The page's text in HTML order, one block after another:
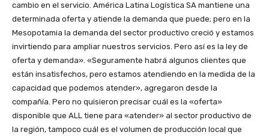
cambio en el servicio. América Latina Logística SA mantiene una
determinada oferta y atiende la demanda que puede; pero en la
Mesopotamia la demanda del sector productivo creció y estamos
invirtiendo para ampliar nuestros servicios. Pero así es la ley de
oferta y demanda». «Seguramente habrá algunos clientes que
están insatisfechos, pero estamos atendiendo en la medida de la
capacidad que podemos atender», agregaron desde la
compañía. Pero no quisieron precisar cuál es la «oferta»
disponible que ALL tiene para «atender» al sector productivo de
la región, tampoco cuál es el volumen de producción local que